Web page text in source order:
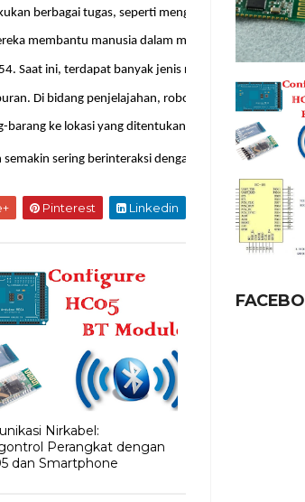
berbagai tugas, seperti mengepak barang,
membantu manusia dalam meningkatkan
Saat ini, terdapat banyak jenis robot yang
Di bidang penjelajahan, robot telah digunakan
ke lokasi yang ditentukan. Robot pemadam
sering berinteraksi dengan robot dan
Pinterest Linkedin
Nirkabel:
Perangkat dengan
dan Smartphone